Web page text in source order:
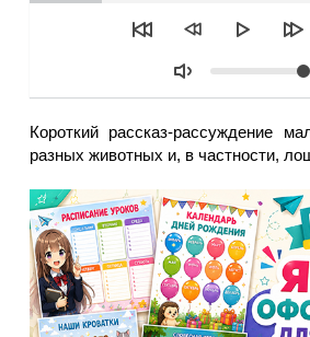
Объем
Короткий рассказ-рассуждение
разных животных и, в частности,